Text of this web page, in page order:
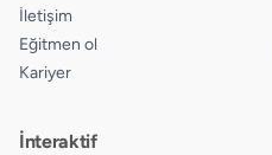
İletişim
Eğitmen ol
Kariyer
İnteraktif